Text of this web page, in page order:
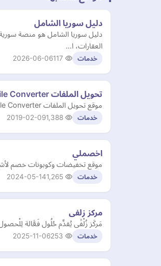
دليل سوريا الشامل
دليل سوريا الشامل هو منصة
العقارات، ا…
خدمات 2026-06-06
تحويل الملفات File Converter
موقع تحويل الملفات File Converter مميز في تقديم خدمة تحويل الملفات (الخطوط، ملفات الوورد، الصوتيات، الفيديوهات، الصور والملفات والوثائق).
خدمات 2019-02-09
اخصملي
موقع تخفيضات وكوبونات خصم
خدمات 2024-05-14
مركز زلفى
مَركَز زُلْفًى يُقدِّم حُلُول فَعَّالة
خدمات 2025-11-06